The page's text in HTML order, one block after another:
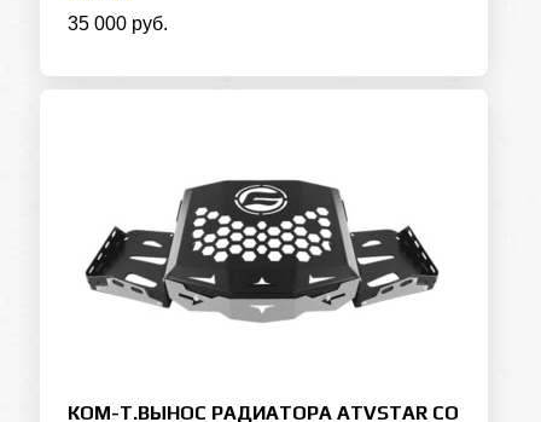
35 000 руб.
КОМ-Т.ВЫНОС РАДИАТОРА ATVSTAR СО